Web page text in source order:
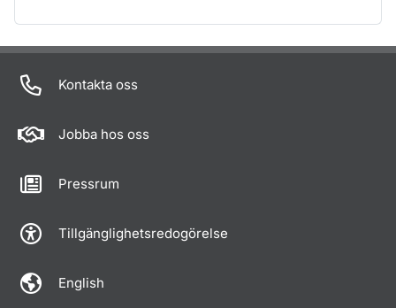
Om sidan
Kontakta oss
Jobba hos oss
Pressrum
Tillgänglighetsredogörelse
English